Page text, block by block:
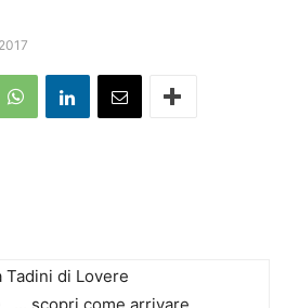
Tadini di Lovere